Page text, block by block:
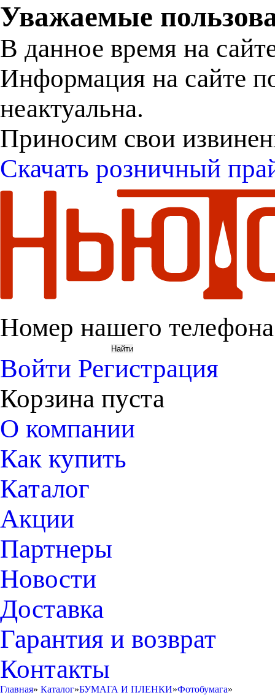
Уважаемые
В данное время на
Информация на сайте
неактуальна.
Приносим свои
Скачать розничный
Номер нашего
Войти Регистрация
Корзина пуста
О компании
Как купить
Каталог
Акции
Партнеры
Новости
Доставка
Гарантия и возврат
Контакты
Главная» Каталог»БУМАГА И ПЛЕНКИ»Фотобумага»